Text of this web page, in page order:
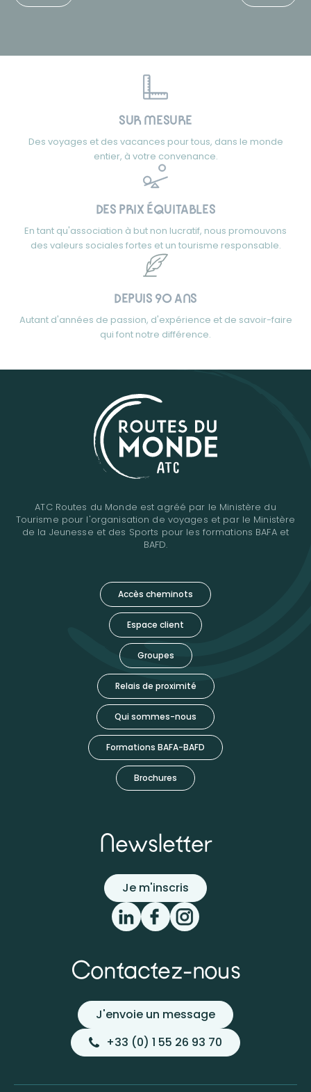
SUR MESURE
Des voyages et des vacances pour tous, dans le monde
entier, à votre convenance.
DES PRIX ÉQUITABLES
En tant qu'association à but non lucratif, nous promouvons
des valeurs sociales fortes et un tourisme responsable.
DEPUIS 90 ANS
Autant d'années de passion, d'expérience et de savoir-faire
qui font notre différence.
Accès cheminots
Espace client
Groupes
Relais de proximité
Qui sommes-nous
Formations BAFA-BAFD
Brochures
ATC Routes du Monde est agréé par le Ministère du
Tourisme pour l'organisation de voyages et par le Ministère
de la Jeunesse et des Sports pour les formations BAFA et
BAFD.
Newsletter
Je m'inscris
Contactez-nous
J'envoie un message
+33 (0) 1 55 26 93 70